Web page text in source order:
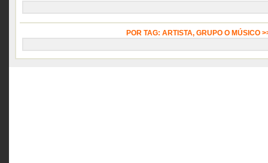
POR TAG: ARTISTA, GRUPO O MÚSICO